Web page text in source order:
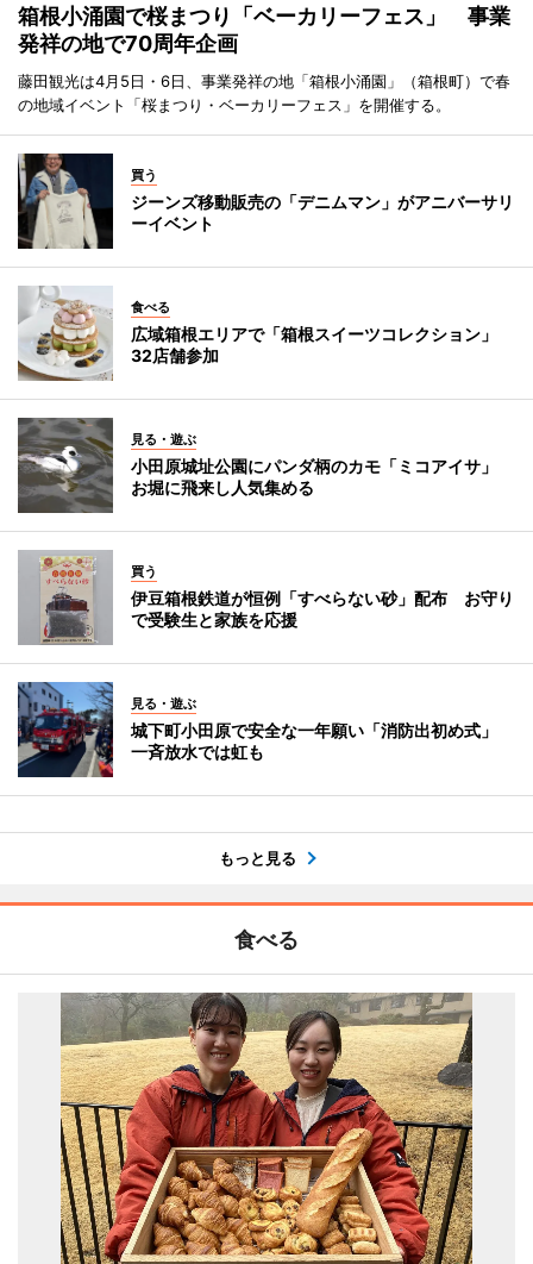
箱根小涌園で桜まつり「ベーカリーフェス」 事業
発祥の地で70周年企画
藤田観光は4月5日・6日、事業発祥の地「箱根小涌園」（箱根町）で春
の地域イベント「桜まつり・ベーカリーフェス」を開催する。
買う
ジーンズ移動販売の「デニムマン」がアニバーサリ
ーイベント
食べる
広域箱根エリアで「箱根スイーツコレクション」
32店舗参加
見る・遊ぶ
小田原城址公園にパンダ柄のカモ「ミコアイサ」
お堀に飛来し人気集める
買う
伊豆箱根鉄道が恒例「すべらない砂」配布 お守り
で受験生と家族を応援
見る・遊ぶ
城下町小田原で安全な一年願い「消防出初め式」
一斉放水では虹も
もっと見る
食べる